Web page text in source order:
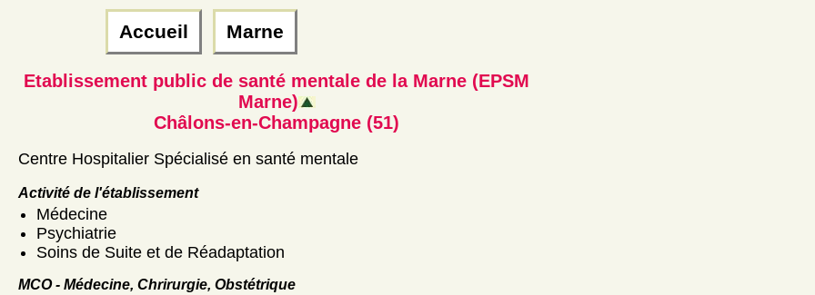
Accueil Marne
Etablissement public de santé mentale de la Marne (EPSM
Marne)
Châlons-en-Champagne (51)
Centre Hospitalier Spécialisé en santé mentale
Activité de l'établissement
Médecine
Psychiatrie
Soins de Suite et de Réadaptation
MCO - Médecine, Chrirurgie, Obstétrique